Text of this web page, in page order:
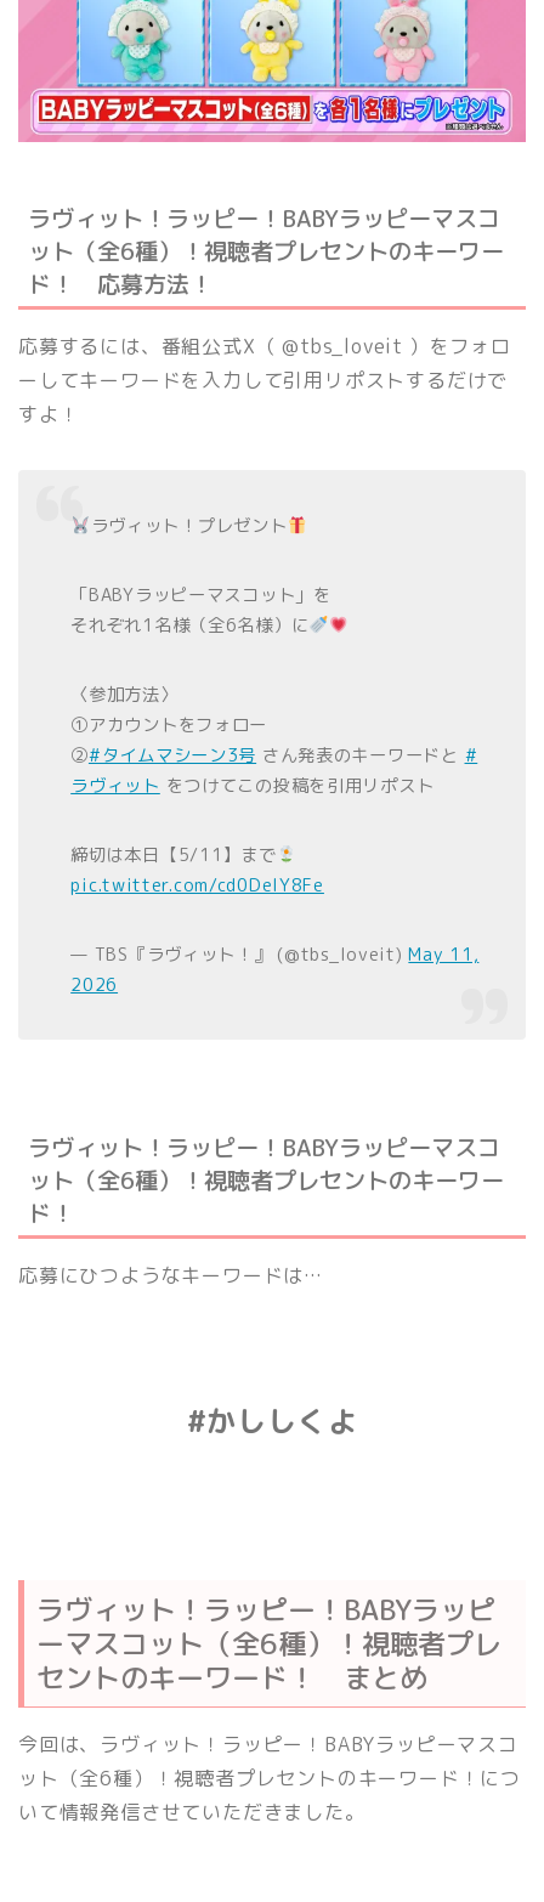
ラヴィット！ラッピー！BABYラッピーマスコ
ット（全6種）！視聴者プレセントのキーワー
ド！ 応募方法！
応募するには、番組公式X（ @tbs_loveit ）をフォロ
ーしてキーワードを入力して引用リポストするだけで
すよ！
ラヴィット！プレゼント
「BABYラッピーマスコット」を
それぞれ1名様（全6名様）に
〈参加方法〉
①アカウントをフォロー
②#タイムマシーン3号 さん発表のキーワードと #
ラヴィット をつけてこの投稿を引用リポスト
締切は本日【5/11】まで
pic.twitter.com/cd0DeIY8Fe
— TBS『ラヴィット！』 (@tbs_loveit)May 11,
2026
ラヴィット！ラッピー！BABYラッピーマスコ
ット（全6種）！視聴者プレセントのキーワー
ド！
応募にひつようなキーワードは…
#かししくよ
ラヴィット！ラッピー！BABYラッピ
ーマスコット（全6種）！視聴者プレ
セントのキーワード！ まとめ
今回は、ラヴィット！ラッピー！BABYラッピーマスコ
ット（全6種）！視聴者プレセントのキーワード！につ
いて情報発信させていただきました。